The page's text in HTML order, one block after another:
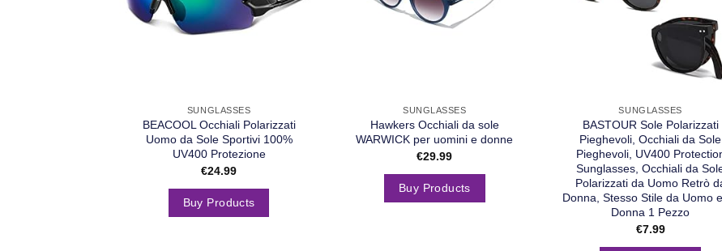
SUNGLASSES
BEACOOL Occhiali Polarizzati
Uomo da Sole Sportivi 100%
UV400 Protezione
€24.99
Buy Products
SUNGLASSES
Hawkers Occhiali da sole
WARWICK per uomini e donne
€29.99
Buy Products
SUNGLASSES
BASTOUR Sole Polarizzati
Pieghevoli, Occhiali da Sole
Pieghevoli, UV400
Sunglasses, Occhiali da
Polarizzati da Uomo Retrò
Donna, Stesso Stile da Uomo
Donna 1 Pezzo
€7.99